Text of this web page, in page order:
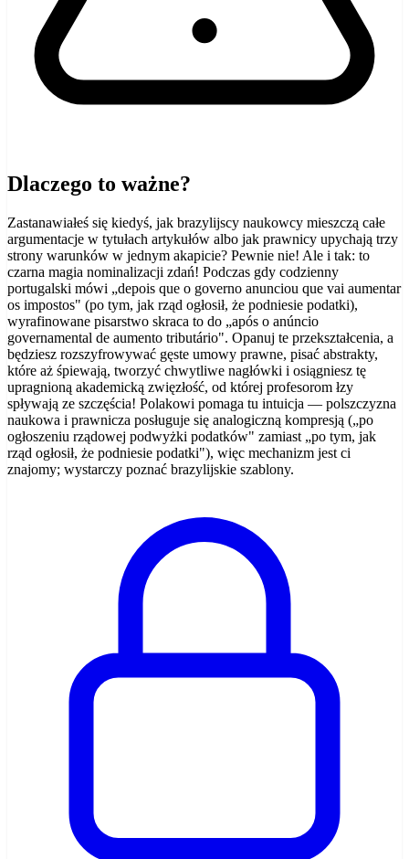
Dlaczego to ważne?
Zastanawiałeś się kiedyś, jak brazylijscy naukowcy mieszczą całe
argumentacje w tytułach artykułów albo jak prawnicy upychają trzy
strony warunków w jednym akapicie? Pewnie nie! Ale i tak: to
czarna magia nominalizacji zdań! Podczas gdy codzienny
portugalski mówi „depois que o governo anunciou que vai aumentar
os impostos" (po tym, jak rząd ogłosił, że podniesie podatki),
wyrafinowane pisarstwo skraca to do „após o anúncio
governamental de aumento tributário". Opanuj te przekształcenia, a
będziesz rozszyfrowywać gęste umowy prawne, pisać abstrakty,
które aż śpiewają, tworzyć chwytliwe nagłówki i osiągniesz tę
upragnioną akademicką zwięzłość, od której profesorom łzy
spływają ze szczęścia! Polakowi pomaga tu intuicja — polszczyzna
naukowa i prawnicza posługuje się analogiczną kompresją („po
ogłoszeniu rządowej podwyżki podatków" zamiast „po tym, jak
rząd ogłosił, że podniesie podatki"), więc mechanizm jest ci
znajomy; wystarczy poznać brazylijskie szablony.